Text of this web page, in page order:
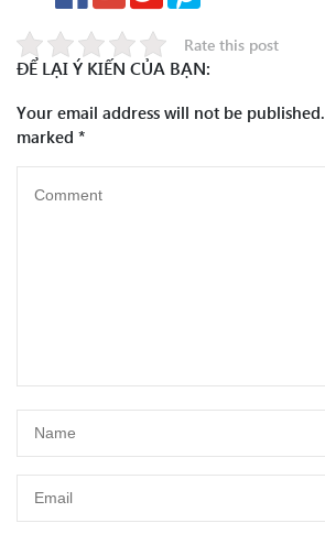
Rate this post
ĐỂ LẠI Ý KIẾN CỦA BẠN:
Your email address will not be published.
marked *